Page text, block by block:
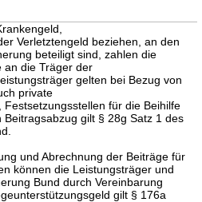
Verletztengeld beziehen, an den
beteiligt sind, zahlen die
an die Träger der
gelten bei Bezug von
private
für die Beihilfe
gilt § 28g Satz 1 des
und Abrechnung der Beiträge für
können die Leistungsträger und
Bund durch Vereinbarung
gilt § 176a